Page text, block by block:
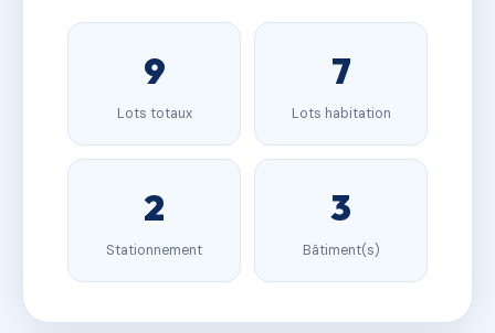
9
Lots totaux
7
Lots habitation
2
Stationnement
3
Bâtiment(s)